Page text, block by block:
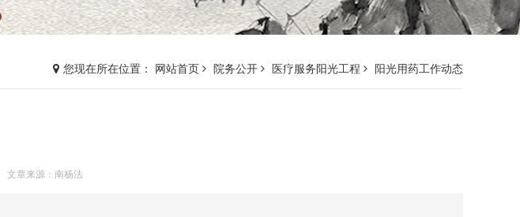
您现在所在位置： 网站首页 院务公开 医疗服务阳光工程 阳光用药工作动态
文章来源：南杨法